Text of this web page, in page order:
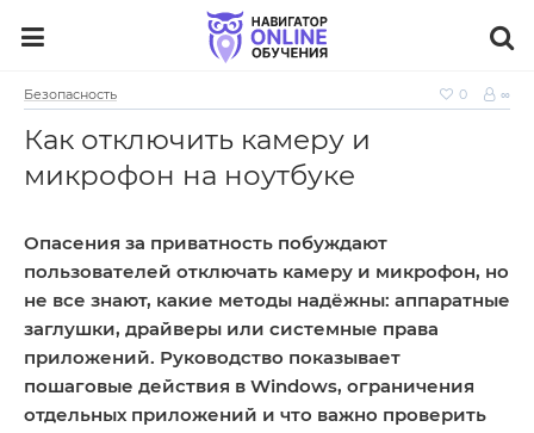
Безопасность 0 ∞
Как отключить камеру и
микрофон на ноутбуке
Опасения за приватность побуждают
пользователей отключать камеру и микрофон, но
не все знают, какие методы надёжны: аппаратные
заглушки, драйверы или системные права
приложений. Руководство показывает
пошаговые действия в Windows, ограничения
отдельных приложений и что важно проверить